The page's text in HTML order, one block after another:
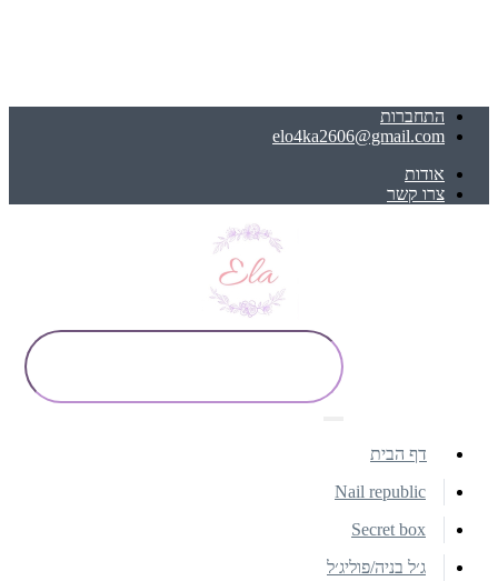
התחברות
elo4ka2606@gmail.com
אודות
צרו קשר
דף הבית
Nail republic
Secret box
ג׳ל בניה/פוליג׳ל